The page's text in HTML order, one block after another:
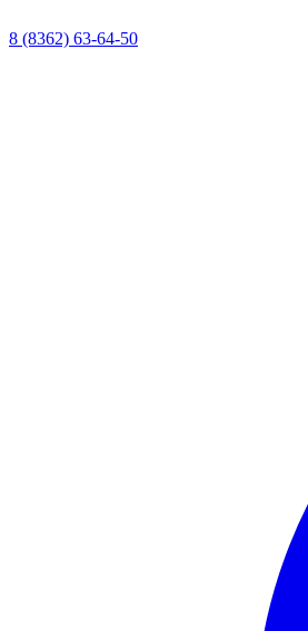
8 (8362) 63-64-50